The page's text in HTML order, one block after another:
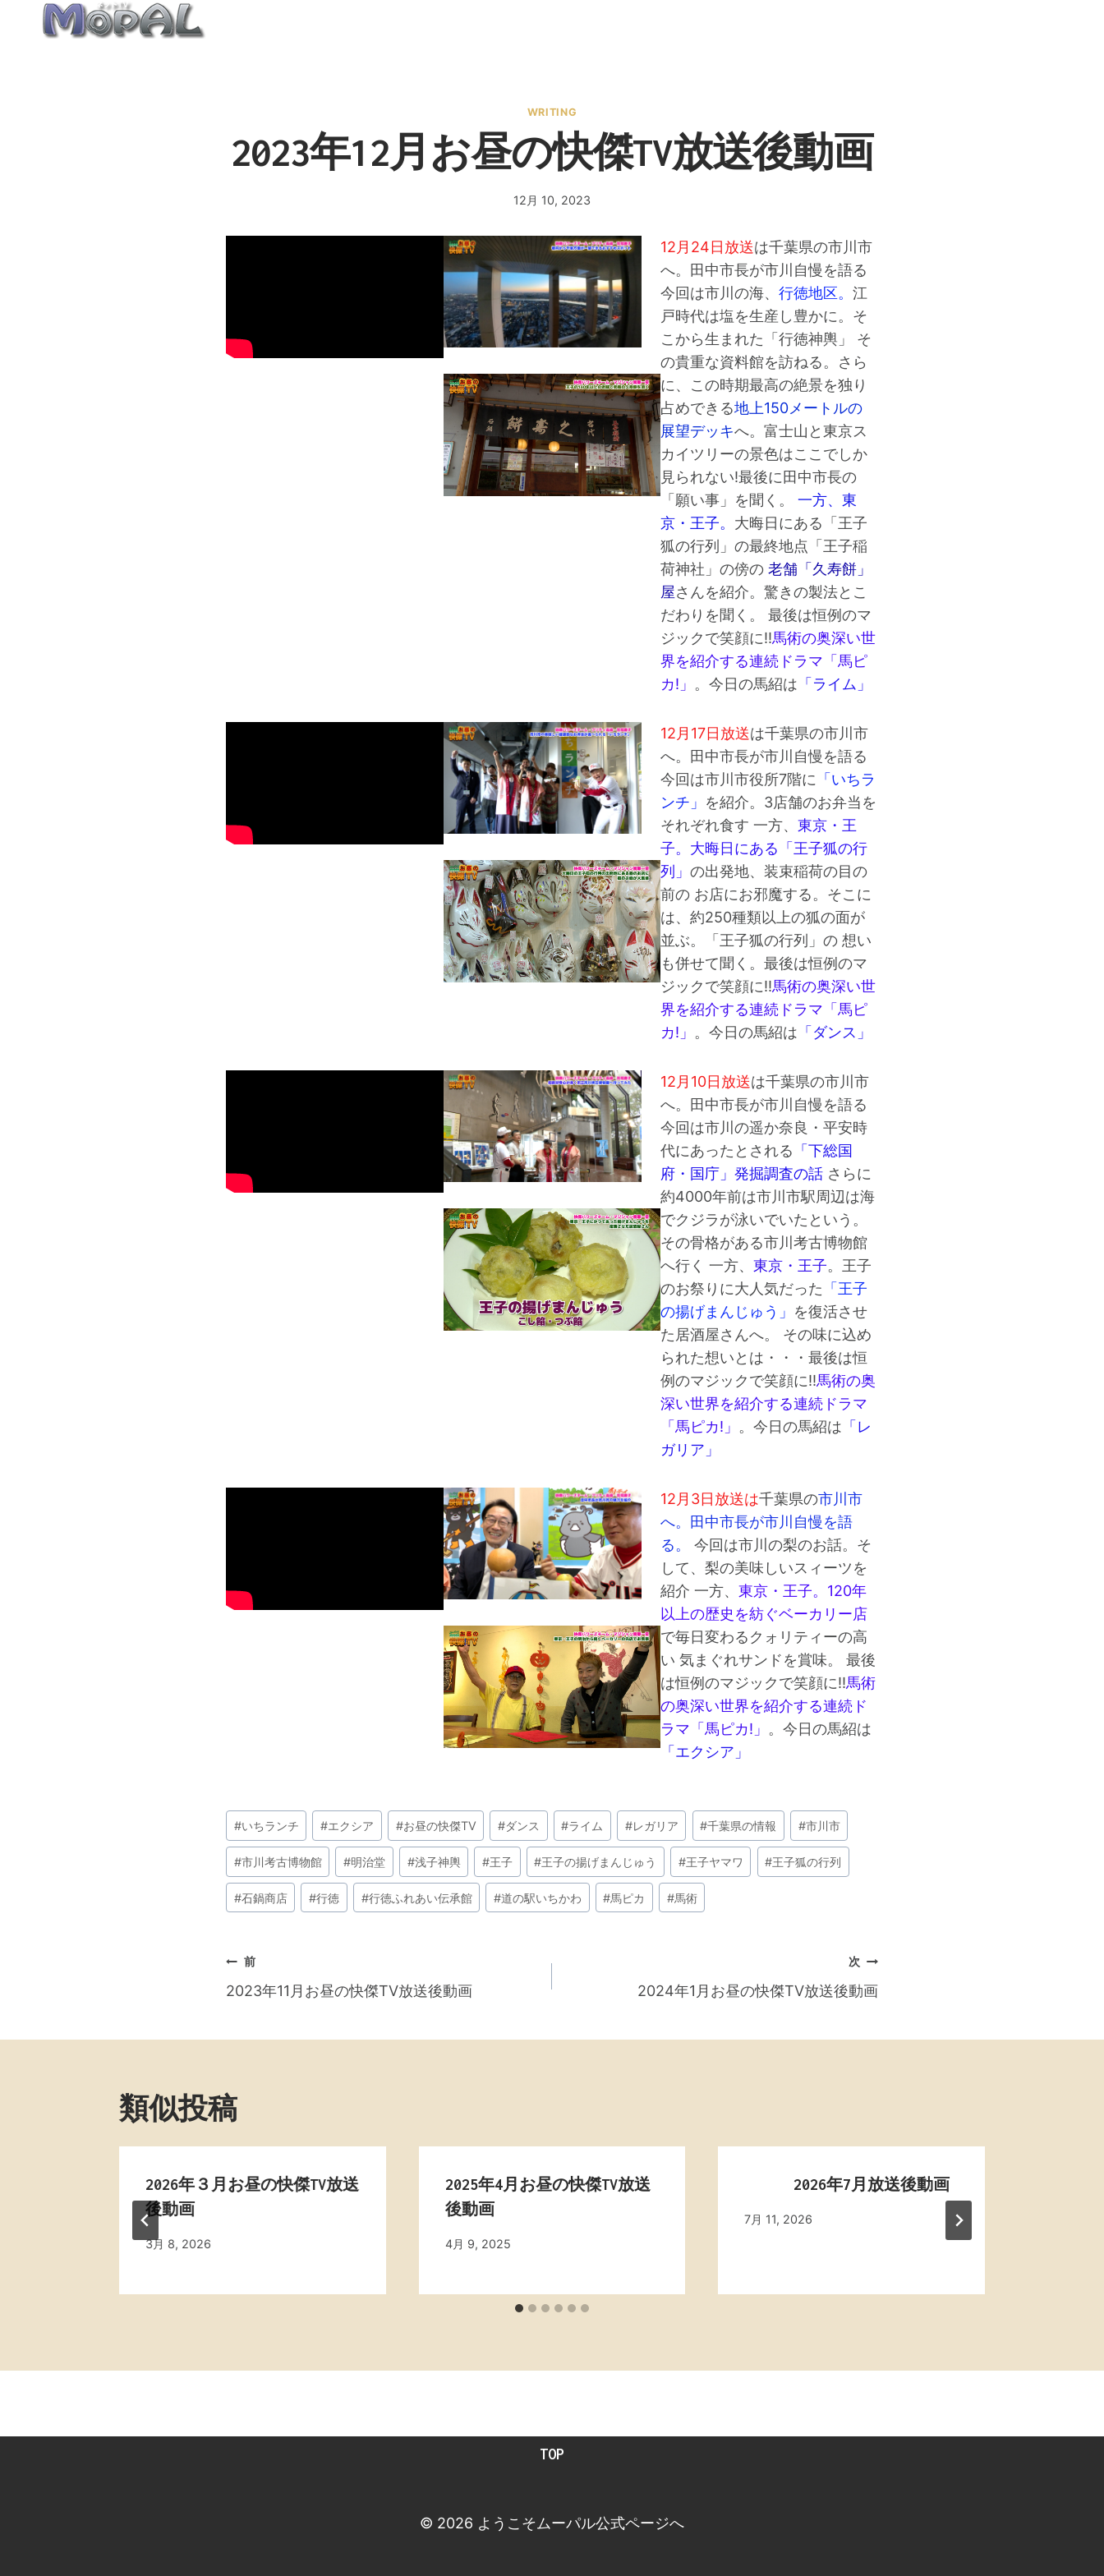
WRITING
2023年12月お昼の快傑TV放送後動画
By
12月 10, 2023
12月24日放送は千葉県の市川市
へ。田中市長が市川自慢を語る
今回は市川の海、行徳地区。江
戸時代は塩を生産し豊かに。そ
こから生まれた「行徳神輿」 そ
の貴重な資料館を訪ねる。さら
に、この時期最高の絶景を独り
占めできる地上150メートルの
展望デッキへ。富士山と東京ス
カイツリーの景色はここでしか
見られない!最後に田中市長の
「願い事」を聞く。一方、東
京・王子。 大晦日にある「王子
狐の行列」の最終地点「王子稲
荷神社」の傍の老舗「久寿餅」
屋さんを紹介。驚きの製法とこ
だわりを聞く。 最後は恒例のマ
ジックで笑顔に!!馬術の奥深い世
界を紹介する連続ドラマ「馬ピ
カ!」 。今日の馬紹は 「ライム」
12月17日放送は千葉県の市川市
へ。田中市長が市川自慢を語る
今回は市川市役所7階に 「いちラ
ンチ」 を紹介。3店舗のお弁当を
それぞれ食す 一方、東京・王
子。大晦日にある「王子狐の行
列」の出発地、装束稲荷の目の
前の お店にお邪魔する。そこに
は、約250種類以上の狐の面が
並ぶ。「王子狐の行列」の 想い
も併せて聞く。最後は恒例のマ
ジックで笑顔に!!馬術の奥深い世
界を紹介する連続ドラマ「馬ピ
カ!」 。今日の馬紹は 「ダンス」
12月10日放送は千葉県の市川市
へ。田中市長が市川自慢を語る
今回は市川の遥か奈良・平安時
代にあったとされる 「下総国
府・国庁」発掘調査の話 さらに
約4000年前は市川市駅周辺は海
でクジラが泳いでいたという。
その骨格がある市川考古博物館
へ行く 一方、東京・王子。王子
のお祭りに大人気だった 「王子
の揚げまんじゅう」 を復活させ
た居酒屋さんへ。 その味に込め
られた想いとは・・・最後は恒
例のマジックで笑顔に!!馬術の奥
深い世界を紹介する連続ドラマ
「馬ピカ!」 。今日の馬紹は 「レ
ガリア」
12月3日放送は千葉県の市川市
へ。田中市長が市川自慢を語
る。今回は市川の梨のお話。そ
して、梨の美味しいスィーツを
紹介 一方、東京・王子。120年
以上の歴史を紡ぐベーカリー店
で毎日変わるクォリティーの高
い 気まぐれサンドを賞味。 最後
は恒例のマジックで笑顔に!!馬術
の奥深い世界を紹介する連続ド
ラマ「馬ピカ!」 。今日の馬紹は
「エクシア」
投
稿
タ
グ:
#いちランチ #エクシア #お昼の快傑TV #ダンス #ライム #レガリア #千葉県の情報 #市川市
#市川考古博物館 #明治堂 #浅子神輿 #王子 #王子の揚げまんじゅう #王子ヤマワ #王子狐の行列
#石鍋商店 #行徳 #行徳ふれあい伝承館 #道の駅いちかわ #馬ピカ #馬術
投
稿
ナ
ゲ
ー
シ
前
2023年11月お昼の快傑TV放送後動画
次
2024年1月お昼の快傑TV放送後動画
類似投稿
2026年３月お昼の快傑TV放送
後動画
By
3月 8, 2026
2025年4月お昼の快傑TV放送
後動画
By
4月 9, 2025
2026年7月放送後動画
By
7月 11, 2026
TOP
© 2026 ようこそムーパル公式ページへ